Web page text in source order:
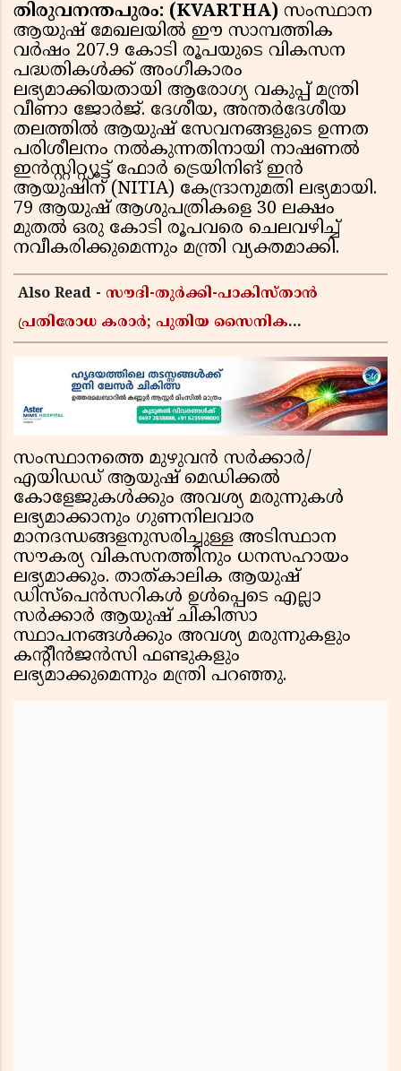
തിരുവനന്തപുരം: (KVARTHA) സംസ്ഥാന
ആയുഷ് മേഖലയില്‍ ഈ സാമ്പത്തിക
വര്‍ഷം 207.9 കോടി രൂപയുടെ വികസന
പദ്ധതികള്‍ക്ക് അംഗീകാരം
ലഭ്യമാക്കിയതായി ആരോഗ്യ വകുപ്പ് മന്ത്രി
വീണാ ജോര്‍ജ്. ദേശീയ, അന്തര്‍ദേശീയ
തലത്തില്‍ ആയുഷ് സേവനങ്ങളുടെ ഉന്നത
പരിശീലനം നല്‍കുന്നതിനായി നാഷണല്‍
ഇന്‍സ്റ്റിറ്റ്യൂട്ട് ഫോര്‍ ട്രെയിനിങ് ഇന്‍
ആയുഷിന് (NITIA) കേന്ദ്രാനുമതി ലഭ്യമായി.
79 ആയുഷ് ആശുപത്രികളെ 30 ലക്ഷം
മുതല്‍ ഒരു കോടി രൂപവരെ ചെലവഴിച്ച്
നവീകരിക്കുമെന്നും മന്ത്രി വ്യക്തമാക്കി.
Also Read - സൗദി-തുർക്കി-പാകിസ്താൻ
പ്രതിരോധ കരാർ; പുതിയ സൈനിക
സംസ്ഥാനത്തെ മുഴുവന്‍ സര്‍ക്കാര്‍/
എയിഡഡ് ആയുഷ് മെഡിക്കല്‍
കോളേജുകള്‍ക്കും അവശ്യ മരുന്നുകള്‍
ലഭ്യമാക്കാനും ഗുണനിലവാര
മാനദന്ധങ്ങളനുസരിച്ചുള്ള അടിസ്ഥാന
സൗകര്യ വികസനത്തിനും ധനസഹായം
ലഭ്യമാക്കും. താത്കാലിക ആയുഷ്
ഡിസ്പെന്‍സറികള്‍ ഉള്‍പ്പെടെ എല്ലാ
സര്‍ക്കാര്‍ ആയുഷ് ചികിത്സാ
സ്ഥാപനങ്ങള്‍ക്കും അവശ്യ മരുന്നുകളും
കന്റീന്‍ജന്‍സി ഫണ്ടുകളും
ലഭ്യമാക്കുമെന്നും മന്ത്രി പറഞ്ഞു.